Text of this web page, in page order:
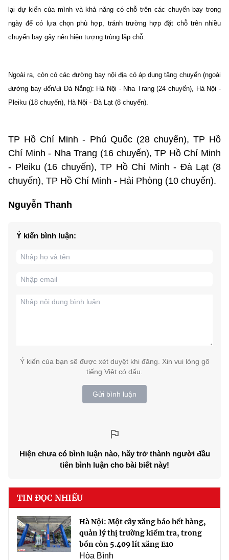
lại dự kiến của mình và khả năng có chỗ trên các chuyến bay trong
ngày để có lựa chọn phù hợp, tránh trường hợp đặt chỗ trên nhiều
chuyến bay gây nên hiện tượng trùng lặp chỗ.
Ngoài ra, còn có các đường bay nội địa có áp dụng tăng chuyến (ngoài
đường bay đến/đi Đà Nẵng): Hà Nội - Nha Trang (24 chuyến), Hà Nội -
Pleiku (18 chuyến), Hà Nội - Đà Lạt (8 chuyến)
TP Hồ Chí Minh - Phú Quốc (28 chuyến), TP Hồ
Chí Minh - Nha Trang (16 chuyến), TP Hồ Chí Minh
- Pleiku (16 chuyến), TP Hồ Chí Minh - Đà Lạt (8
chuyến), TP Hồ Chí Minh - Hải Phòng (10 chuyến).
Nguyễn Thanh
Ý kiến bình luận:
Ý kiến của bạn sẽ được xét duyệt khi đăng. Xin vui lòng gõ
tiếng Việt có dấu.
Gửi bình luận
Hiện chưa có bình luận nào, hãy trở thành người đầu
tiên bình luận cho bài biết này!
TIN ĐỌC NHIỀU
Hà Nội: Một cây xăng báo hết hàng,
quản lý thị trường kiểm tra, trong
bồn còn 5.409 lít xăng E10
Hòa Bình